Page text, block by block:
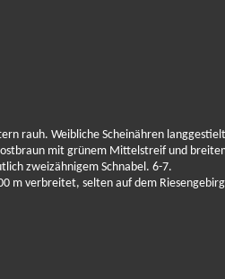
rauh. Weibliche Scheinähren
mit grünem Mittelstreif und
zweizähnigem Schnabel. 6-7.
m verbreitet, selten auf dem